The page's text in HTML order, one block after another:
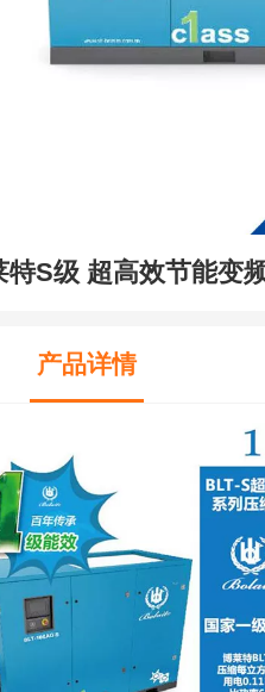
特S级 超高效节能变
产品详情